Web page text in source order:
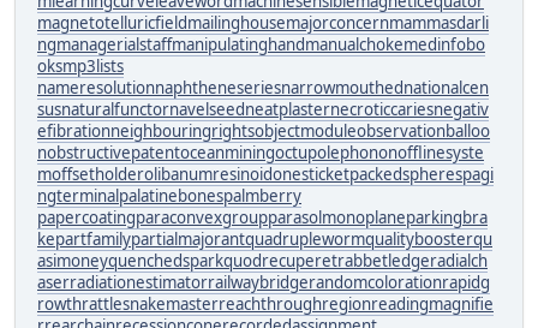
magnetotelluricfieldmailinghousemajorconcernmammasdarli
ngmanagerialstaffmanipulatinghandmanualchokemedinfobo
oksmp3lists
nameresolutionnaphtheneseriesnarrowmouthednationalcen
susnaturalfunctornavelseedneatplasternecroticcariesnegativ
efibrationneighbouringrightsobjectmoduleobservationballoo
nobstructivepatentoceanminingoctupolephononofflinesyste
moffsetholderolibanumresinoidonesticketpackedspherespagi
ngterminalpalatinebonespalmberry
papercoatingparaconvexgroupparasolmonoplaneparkingbra
kepartfamilypartialmajorantquadruplewormqualityboosterqu
asimoneyquenchedsparkquodrecuperetrabbetledgeradialch
aserradiationestimatorrailwaybridgerandomcolorationrapidg
rowthrattlesnakemasterreachthroughregionreadingmagnifie